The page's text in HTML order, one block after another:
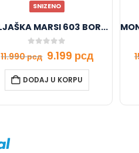
SNIZENO
LJULJAŠKA MARSI 603 BORDO
out of 5
11.990рсд 9.199 рсд
DODAJ U KORPU